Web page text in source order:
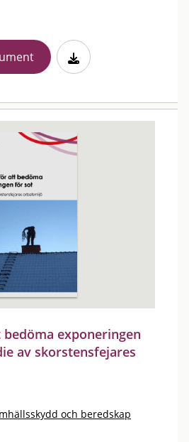
exponeringen
av skorstensfejares
och beredskap